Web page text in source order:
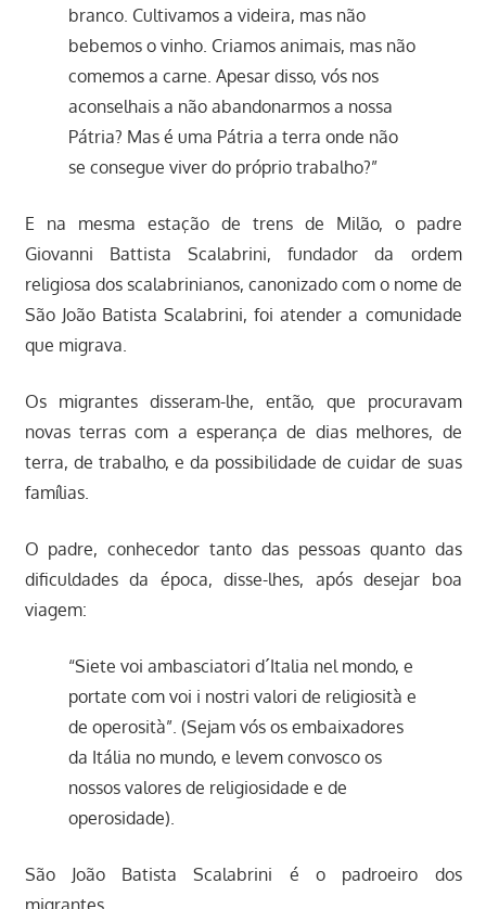
branco. Cultivamos a videira, mas não
bebemos o vinho. Criamos animais, mas não
comemos a carne. Apesar disso, vós nos
aconselhais a não abandonarmos a nossa
Pátria? Mas é uma Pátria a terra onde não
se consegue viver do próprio trabalho?”
E na mesma estação de trens de Milão, o padre
Giovanni Battista Scalabrini, fundador da ordem
religiosa dos scalabrinianos, canonizado com o nome de
São João Batista Scalabrini, foi atender a comunidade
que migrava.
Os migrantes disseram-lhe, então, que procuravam
novas terras com a esperança de dias melhores, de
terra, de trabalho, e da possibilidade de cuidar de suas
famílias.
O padre, conhecedor tanto das pessoas quanto das
dificuldades da época, disse-lhes, após desejar boa
viagem:
“Siete voi ambasciatori d´Italia nel mondo, e
portate com voi i nostri valori de religiosità e
de operosità”. (Sejam vós os embaixadores
da Itália no mundo, e levem convosco os
nossos valores de religiosidade e de
operosidade).
São João Batista Scalabrini é o padroeiro dos
migrantes.